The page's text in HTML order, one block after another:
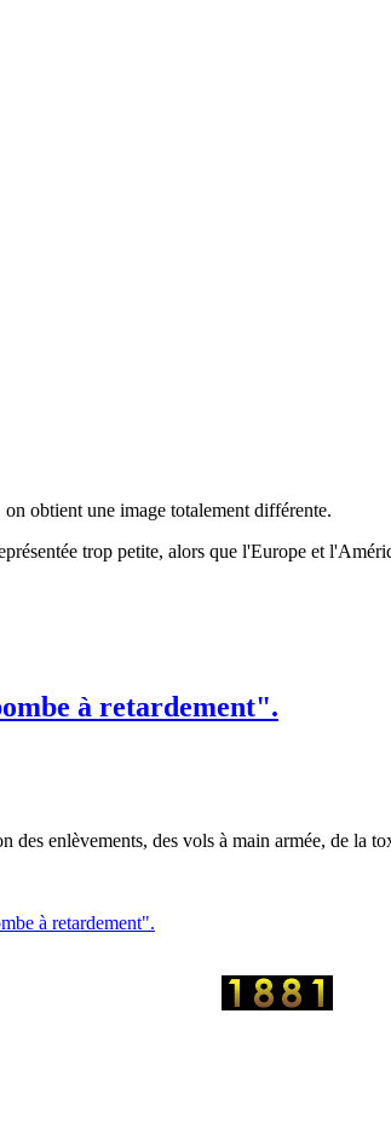
obtient une image totalement différente.
trop petite, alors que l'Europe et
à retardement".
enlèvements, des vols à main armée, de la
à retardement".